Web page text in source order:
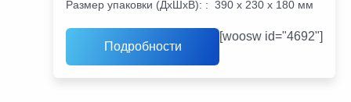
Размер упаковки (ДхШхВ): : 390 х 230 х 180 мм
Подробности
[woosw id="4692"]